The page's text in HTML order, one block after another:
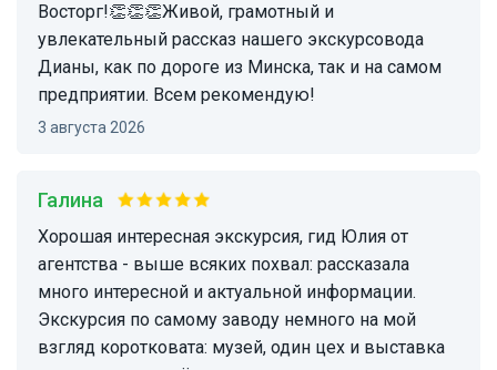
Восторг!👏👏👏Живой, грамотный и
увлекательный рассказ нашего экскурсовода
Дианы, как по дороге из Минска, так и на самом
предприятии. Всем рекомендую!
3 августа 2026
Галина
Хорошая интересная экскурсия, гид Юлия от
агентства - выше всяких похвал: рассказала
много интересной и актуальной информации.
Экскурсия по самому заводу немного на мой
взгляд коротковата: музей, один цех и выставка